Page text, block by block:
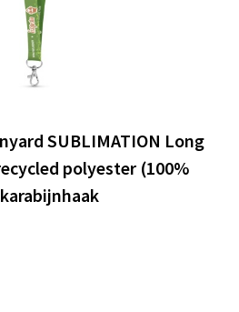
SUBLIMATION Long
polyester (100%